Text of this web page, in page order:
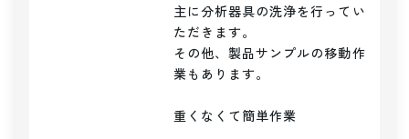
主に分析器具の洗浄を行ってい
ただきます。
その他、製品サンプルの移動作
業もあります。
重くなくて簡単作業